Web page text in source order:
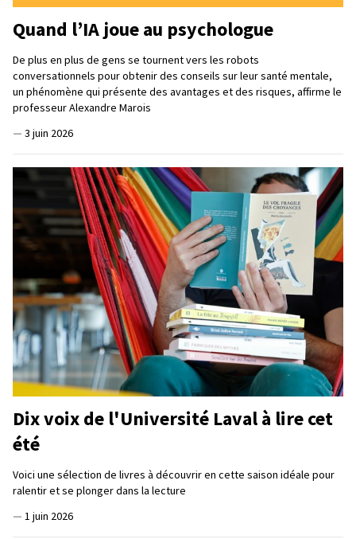
Quand l’IA joue au psychologue
De plus en plus de gens se tournent vers les robots
conversationnels pour obtenir des conseils sur leur santé mentale,
un phénomène qui présente des avantages et des risques, affirme le
professeur Alexandre Marois
— 3 juin 2026
Dix voix de l'Université Laval à lire cet
été
Voici une sélection de livres à découvrir en cette saison idéale pour
ralentir et se plonger dans la lecture
— 1 juin 2026